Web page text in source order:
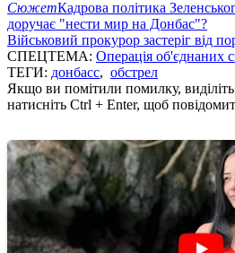
СюжетКадрова політика
доручає "нести мир на Донбас"?
Військовий прокурор застеріг від
СПЕЦТЕМА: Операція об'єднаних
ТЕГИ: донбасс, обстрел
Якщо ви помітили помилку, виділіть
натисніть Ctrl + Enter, щоб